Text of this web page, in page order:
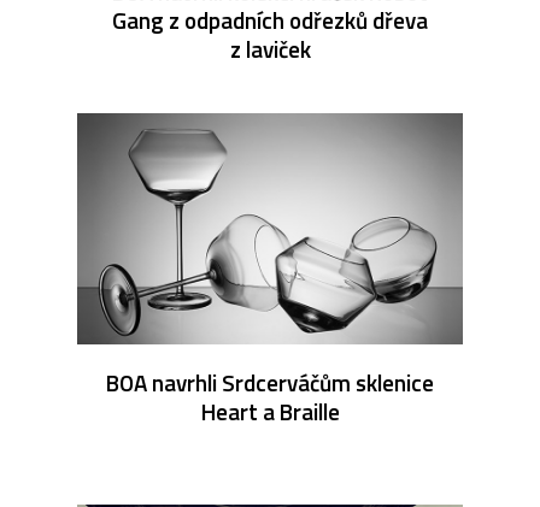
Gang z odpadních odřezků dřeva
z laviček
BOA navrhli Srdcerváčům sklenice
Heart a Braille